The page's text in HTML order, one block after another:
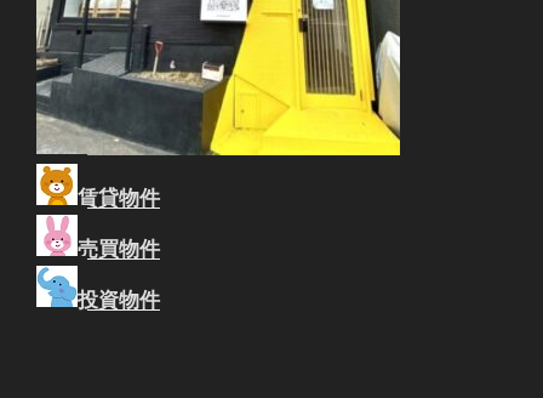
賃貸物件
売買物件
投資物件